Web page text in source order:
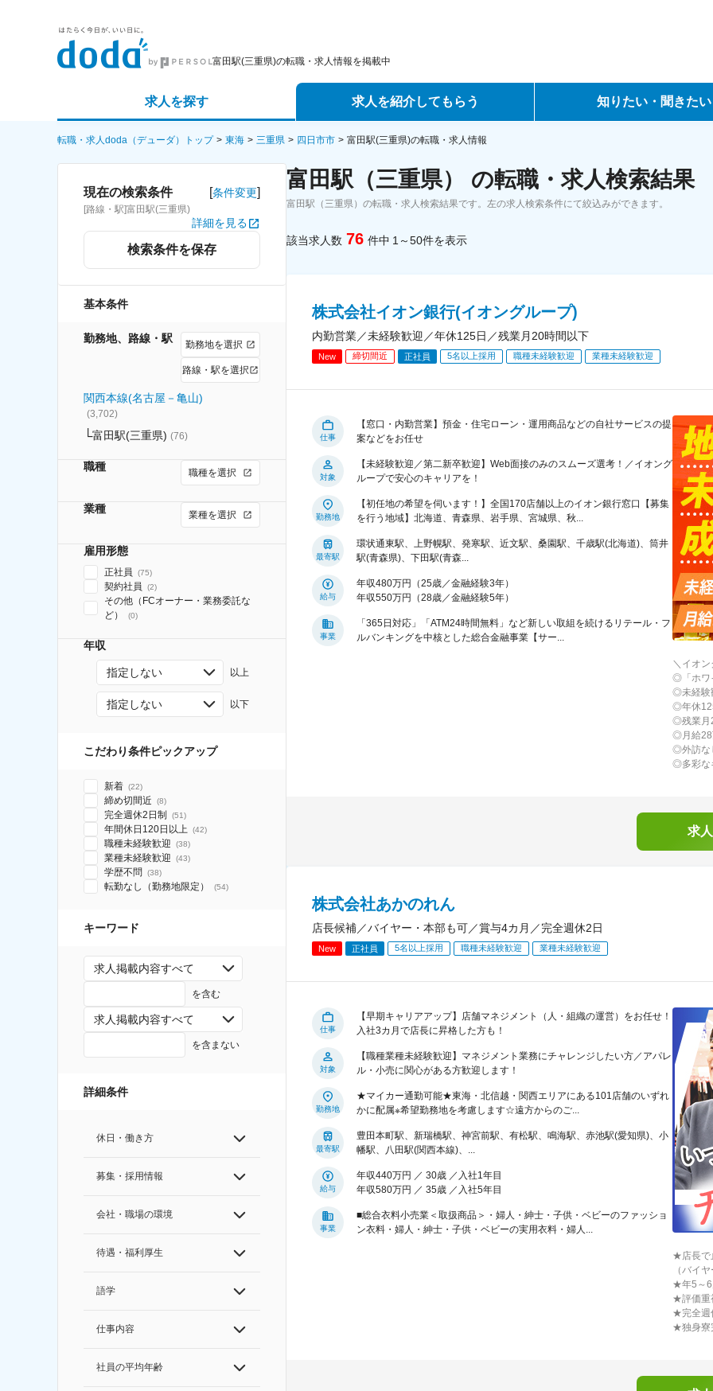
富田駅(三重県)の転職・求人情報を掲載中
求人を探す
詳細条件から探す
求人特集から探す
求人を紹介してもらう
エージェントサービス
スカウトサービス
知りたい・聞きたい
データで見る転職
転職・求人doda（デューダ）トップ 東海 三重県 四日市市 富田駅(三重県)の転職・求人情報
現在の検索条件 [条件変更]
[路線・駅]富田駅(三重県)
詳細を見る
検索条件を保存
基本条件
勤務地、路線・駅 勤務地を選択
路線・駅を選択
関西本線(名古屋－亀山)
(3,702)
富田駅(三重県) (76)
職種 職種を選択
業種 業種を選択
雇用形態
正社員 (75)
契約社員 (2)
その他（FCオーナー・業務委託な
ど）
(0)
年収
指定しない 以上
指定しない 以下
こだわり条件ピックアップ
新着 (22)
締め切間近 (8)
完全週休2日制 (51)
年間休日120日以上 (42)
職種未経験歓迎 (38)
業種未経験歓迎 (43)
学歴不問 (38)
転勤なし（勤務地限定） (54)
キーワード
求人掲載内容すべて
を含む
求人掲載内容すべて
を含まない
詳細条件
休日・働き方
募集・採用情報
会社・職場の環境
待遇・福利厚生
語学
仕事内容
社員の平均年齢
富田駅（三重県） の転職・求人検索結果
富田駅（三重県）の転職・求人検索結果です。左の求人検索条件にて絞込みができます。
該当求人数 76 件中 1～50件を表示
株式会社イオン銀行(イオングループ)
内勤営業／未経験歓迎／年休125日／残業月20時間以下
New 締切間近 正社員 5名以上採用 職種未経験歓迎 業種未経験歓迎
仕事
【窓口・内勤営業】預金・住宅ローン・運用商品などの自社サービスの提
案などをお任せ
対象
【未経験歓迎／第二新卒歓迎】Web面接のみのスムーズ選考！／イオング
ループで安心のキャリアを！
勤務地
【初任地の希望を伺います！】全国170店舗以上のイオン銀行窓口【募集
を行う地域】北海道、青森県、岩手県、宮城県、秋...
最寄駅
環状通東駅、上野幌駅、発寒駅、近文駅、桑園駅、千歳駅(北海道)、筒井
駅(青森県)、下田駅(青森...
給与
年収480万円（25歳／金融経験3年）
年収550万円（28歳／金融経験5年）
事業
「365日対応」「ATM24時間無料」など新しい取組を続けるリテール・フ
ルバンキングを中核とした総合金融事業【サー...
＼イオ
◎「ホワ
◎未経験
◎年休
◎残業月
◎月給28
◎外訪な
◎多彩な
求
株式会社あかのれん
店長候補／バイヤー・本部も可／賞与4カ月／完全週休2日
New 正社員 5名以上採用 職種未経験歓迎 業種未経験歓迎
仕事
【早期キャリアアップ】店舗マネジメント（人・組織の運営）をお任せ！
入社3カ月で店長に昇格した方も！
対象
【職種業種未経験歓迎】マネジメント業務にチャレンジしたい方／アパレ
ル・小売に関心がある方歓迎します！
勤務地
★マイカー通勤可能★東海・北信越・関西エリアにある101店舗のいずれ
かに配属※希望勤務地を考慮します☆遠方からのご...
最寄駅
豊田本町駅、新瑞橋駅、神宮前駅、有松駅、鳴海駅、赤池駅(愛知県)、小
幡駅、八田駅(関西本線)、...
給与
年収440万円 ／ 30歳 ／入社1年目
年収580万円 ／ 35歳 ／入社5年目
事業
■総合衣料小売業＜取扱商品＞・婦人・紳士・子供・ベビーのファッショ
ン衣料・婦人・紳士・子供・ベビーの実用衣料・婦人...
★店長で
（バイ
★年5～6
★評価重
★完全週
★独身寮